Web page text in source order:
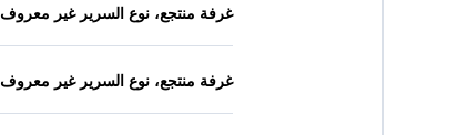
غرفة منتجع، نوع السرير غير معروف
غرفة منتجع، نوع السرير غير معروف